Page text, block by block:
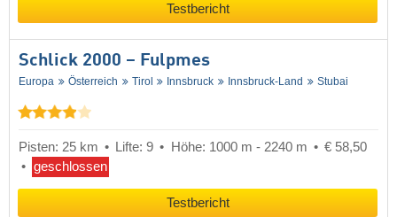
Testbericht
Schlick 2000 – Fulpmes
Europa Österreich Tirol Innsbruck Innsbruck-Land Stubai
Pisten: 25 km Lifte: 9 Höhe: 1000 m - 2240 m
€ 58,50
geschlossen
Testbericht